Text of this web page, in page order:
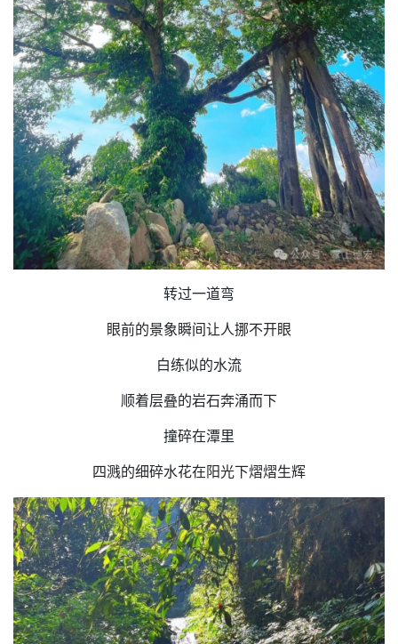
转过一道弯
眼前的景象瞬间让人挪不开眼
白练似的水流
顺着层叠的岩石奔涌而下
撞碎在潭里
四溅的细碎水花在阳光下熠熠生辉